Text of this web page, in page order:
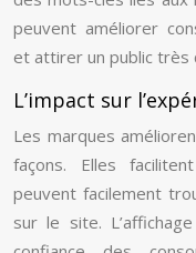
peuvent améliorer
et attirer un public très
L’impact sur
Les marques
façons. Elles
peuvent facilement
sur le site.